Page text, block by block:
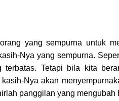
yang sempurna untuk
Nya yang sempurna.
Tetapi bila kita
Nya akan
panggilan yang mengubah